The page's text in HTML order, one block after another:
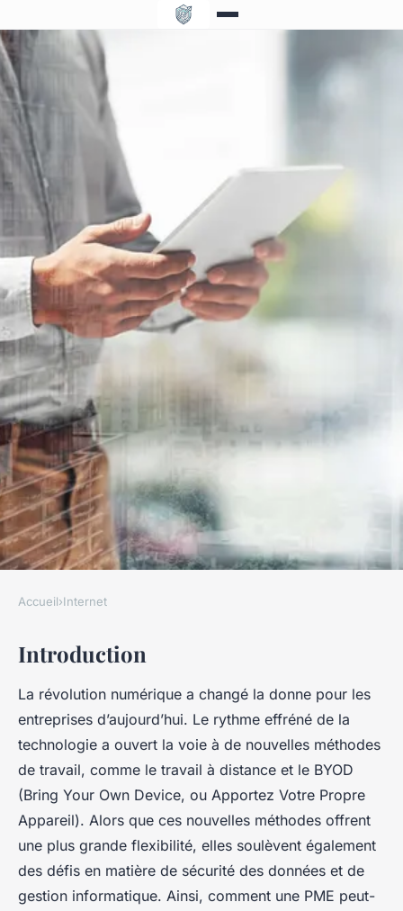
Comment mettre en place une
politique de BYOD (Bring Your
Own Device) efficace dans une
PME ?
Elena 21 mars 2024• 7 min de lecture
Accueil›Internet
Introduction
La révolution numérique a changé la donne pour les
entreprises d’aujourd’hui. Le rythme effréné de la
technologie a ouvert la voie à de nouvelles méthodes
de travail, comme le travail à distance et le BYOD
(Bring Your Own Device, ou Apportez Votre Propre
Appareil). Alors que ces nouvelles méthodes offrent
une plus grande flexibilité, elles soulèvent également
des défis en matière de sécurité des données et de
gestion informatique. Ainsi, comment une PME peut-